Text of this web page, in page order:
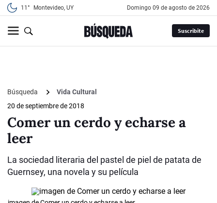
11° Montevideo, UY domingo 09 de agosto de 2026
Suscribite
Búsqueda
Vida Cultural
20 de septiembre de 2018
Comer un cerdo y echarse a
leer
La sociedad literaria del pastel de piel de patata de
Guernsey, una novela y su película